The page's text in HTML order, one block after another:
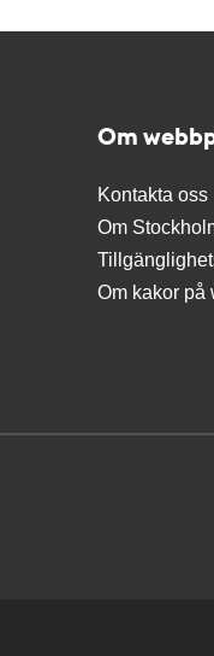
Om
Kontakta oss
Om
Om kakor på